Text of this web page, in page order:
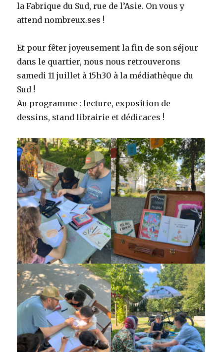
la Fabrique du Sud, rue de l’Asie. On vous y
attend nombreux.ses !
Et pour fêter joyeusement la fin de son séjour
dans le quartier, nous nous retrouverons
samedi 11 juillet à 15h30 à la médiathèque du
Sud !
Au programme : lecture, exposition de
dessins, stand librairie et dédicaces !